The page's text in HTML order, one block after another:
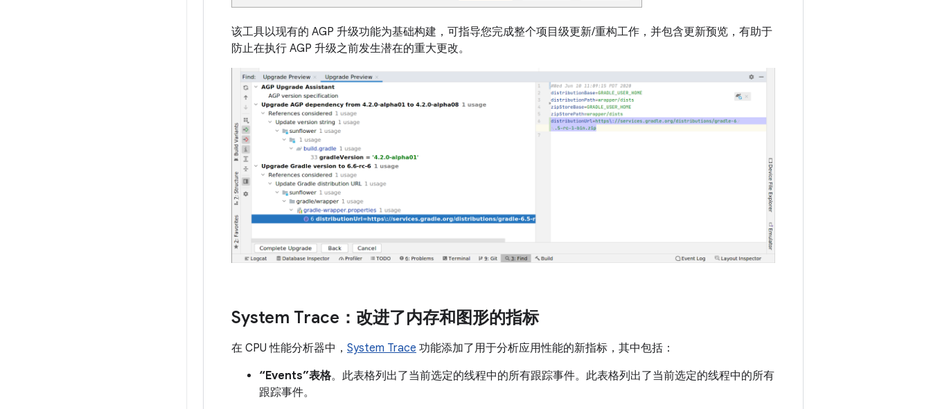
该工具以现有的 AGP 升级功能为基础构建，可指导您完成整个项目级更新/重构工作，并包含更新预览，有助于
防止在执行 AGP 升级之前发生潜在的重大更改。
System Trace：改进了内存和图形的指标
在 CPU 性能分析器中， System Trace 功能添加了用于分析应用性能的新指标，其中包括：
“Events”表格。此表格列出了当前选定的线程中的所有跟踪事件。此表格列出了当前选定的线程中的所有
跟踪事件。